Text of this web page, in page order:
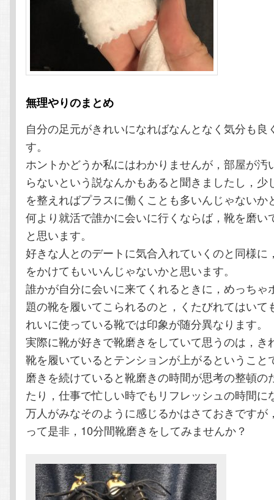
無理やりのまとめ
自分の足元がきれいになればなんとなく気分も良
す。
ホントかどうか私にはわかりませんが，部屋が汚
らないという説なんかもあると聞きましたし，少
を整えればプラスに働くことも多いんじゃないか
何より就活で誰かに会いに行くならば，靴を磨い
と思います。
好きな人とのデートに気合入れていくのと同様に
をかけてもいいんじゃないかと思います。
誰かが自分に会いに来てくれるときに，めっちゃ
題の靴を履いてこられるのと，くたびれてはいて
れいに使っている靴では印象が随分異なります。
実際に靴が好きで靴磨きをしていて思うのは，き
靴を履いているとテンションが上がるということ
磨きを続けていると靴磨きの時間が思考の整頓の
たり，仕事で忙しい時でもリフレッシュの時間に
万人がみなそのように感じるかはさておきですが
って是非，10分間靴磨きをしてみませんか？